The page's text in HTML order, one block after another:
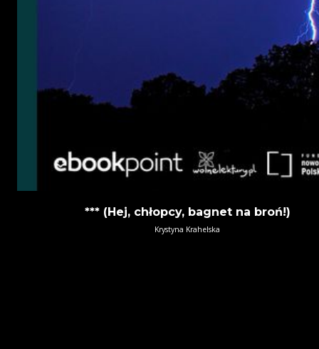
*** (Hej, chłopcy, bagnet na broń!)
Krystyna Krahelska